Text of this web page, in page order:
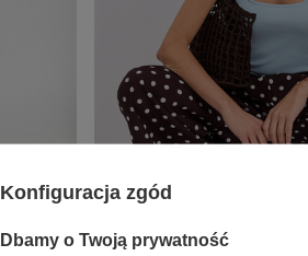
Konfiguracja zgód
Dbamy o Twoją prywatność